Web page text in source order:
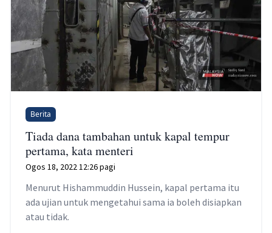
Berita
Tiada dana tambahan untuk kapal tempur
pertama, kata menteri
Ogos 18, 2022 12:26 pagi
Menurut Hishammuddin Hussein, kapal pertama itu
ada ujian untuk mengetahui sama ia boleh disiapkan
atau tidak.